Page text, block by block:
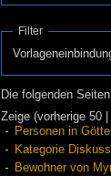
Filter
Die folgenden
Zeige (vorherige 50
Personen in
Kategorie
Bewohner von